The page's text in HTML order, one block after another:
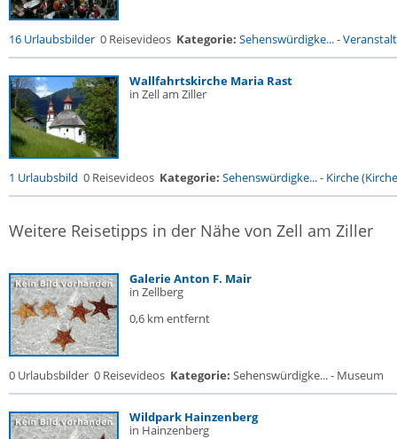
16 Urlaubsbilder 0 Reisevideos Kategorie: Sehenswürdigke...-
Wallfahrtskirche Maria Rast
in Zell am Ziller
1 Urlaubsbild 0 Reisevideos Kategorie: Sehenswürdigke...- Kirche
Weitere Reisetipps in der Nähe von Zell am Ziller
Galerie Anton F. Mair
in Zellberg
0,6 km entfernt
0 Urlaubsbilder 0 Reisevideos Kategorie: Sehenswürdigke... - Museum
Wildpark Hainzenberg
in Hainzenberg